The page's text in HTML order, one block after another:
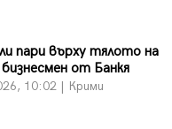
пари върху тялото на
от Банкя
10:02 | Крими